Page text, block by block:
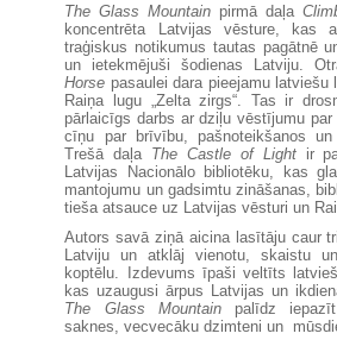
The Glass Mountain pirmā daļa
koncentrēta Latvijas vēsture, kas
traģiskus notikumus tautas pagātnē
un ietekmējuši šodienas Latviju.
Horse pasaulei dara pieejamu latviešu
Raiņa lugu „Zelta zirgs“. Tas ir
pārlaicīgs darbs ar dziļu vēstījumu
cīņu par brīvību, pašnoteikšanos
Trešā daļa The Castle of Lightir
Latvijas Nacionālo bibliotēku, kas
mantojumu un gadsimtu zināšanas,
tieša atsauce uz Latvijas vēsturi un
Autors savā ziņā aicina lasītāju caur
Latviju un atklāj vienotu, skaistu
koptēlu. Izdevums īpaši veltīts
kas uzaugusi ārpus Latvijas un
The Glass Mountainpalīdz
saknes, vecvecāku dzimteni un